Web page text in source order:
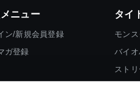
ニュー
ン/新規会員登録
ガ登録
タイ
モン
バイ
スト